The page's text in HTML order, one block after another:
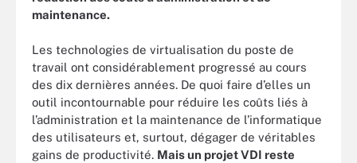
maintenance.
Les technologies de virtualisation du poste de
travail ont considérablement progressé au cours
des dix dernières années. De quoi faire d’elles un
outil incontournable pour réduire les coûts liés à
l’administration et la maintenance de l’informatique
des utilisateurs et, surtout, dégager de véritables
gains de productivité. Mais un projet VDI reste